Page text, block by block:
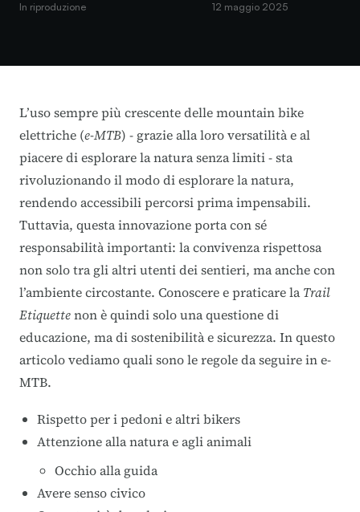
In riproduzione 12 maggio 2025
L’uso sempre più crescente delle mountain bike
elettriche (e-MTB) - grazie alla loro versatilità e al
piacere di esplorare la natura senza limiti - sta
rivoluzionando il modo di esplorare la natura,
rendendo accessibili percorsi prima impensabili.
Tuttavia, questa innovazione porta con sé
responsabilità importanti: la convivenza rispettosa
non solo tra gli altri utenti dei sentieri, ma anche con
l’ambiente circostante. Conoscere e praticare laTrail
Etiquettenon è quindi solo una questione di
educazione, ma di sostenibilità e sicurezza. In questo
articolo vediamo quali sono le regole da seguire in e-
MTB.
Rispetto per i pedoni e altri bikers
Attenzione alla natura e agli animali
Occhio alla guida
Avere senso civico